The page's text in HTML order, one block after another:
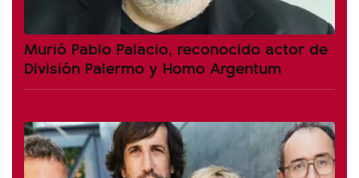
Murió Pablo Palacio, reconocido actor de
División Palermo y Homo Argentum